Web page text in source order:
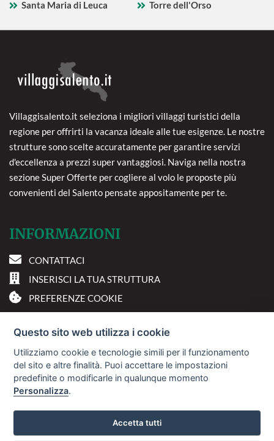
Santa Maria di Leuca
Torre dell'Orso
Villaggisalento.it seleziona i migliori villaggi turistici della
regione per offrirti la vacanza ideale alle tue esigenze. Le nostre
strutture sono scelte accuratamente per garantire servizi
d'eccellenza a prezzi super vantaggiosi. Naviga nella nostra
sezione Super Offerte per cogliere al volo le proposte più
convenienti del Salento pensate appositamente per te.
INFORMAZIONI
CONTATTACI
INSERISCI LA TUA STRUTTURA
PREFERENZE COOKIE
DOVE SIAMO
Via A. Costa, 2 - 63822
Porto San Giorgio (FM)
Sviluppo Turismo Italia S.r.L. unipersonale
P.IVA: 01665350433 | R.E.A. FM-195884
Questo sito web utilizza i cookie
Utilizziamo cookie e tecnologie simili per il funzionamento
del sito e altre finalità. Puoi accettare le impostazioni
predefinite o modificarle in qualunque momento
Personalizza.
Accetta tutti